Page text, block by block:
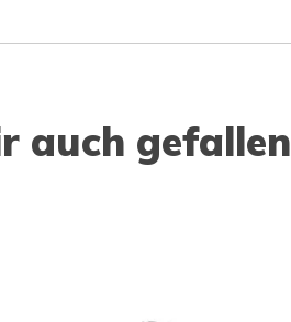
auch gefallen